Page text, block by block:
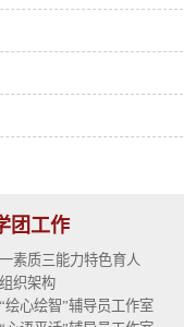
团工作
一素质三能力特色育人
组织架构
“绘心绘智”辅导员工作室